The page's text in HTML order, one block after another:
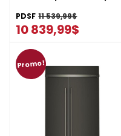
30 pi cu KBSN748SPS
PDSF 11 539,99$
10 839,99$
Promo!